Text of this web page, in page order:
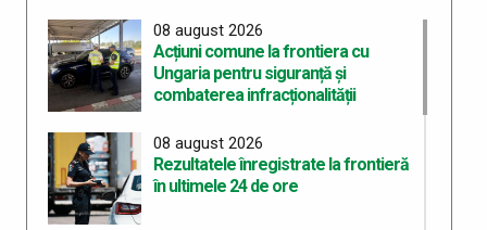
08 august 2026
Acțiuni comune la frontiera cu
Ungaria pentru siguranță și
combaterea infracționalității
08 august 2026
Rezultatele înregistrate la frontieră
în ultimele 24 de ore